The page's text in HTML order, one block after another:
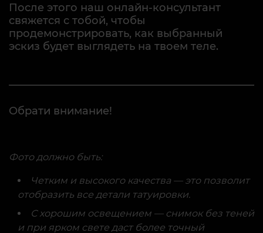
После этого наш онлайн-консультант
свяжется с тобой, чтобы
продемонстрировать, как выбранный
эскиз будет выглядеть на твоем теле.
Обрати внимание!
Фото должно быть:
Четким и высокого качества — это позволит
отобразить все детали татуировки.
С хорошим освещением — снимок без теней
и при ярком свете даст более точный